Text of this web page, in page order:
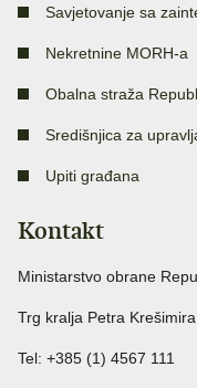
Savjetovanje sa
Nekretnine MORH-a
Obalna straža
Središnjica za
Upiti građana
Kontakt
Ministarstvo obrane
Trg kralja Petra
Tel: +385 (1) 4567 111